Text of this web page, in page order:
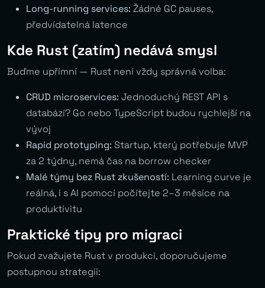
Long-running services: Žádné GC pauses,
předvídatelná latence
Kde Rust (zatím) nedává smysl
Buďme upřímní — Rust není vždy správná volba:
CRUD microservices: Jednoduchý REST API s
databází? Go nebo TypeScript budou rychlejší na
vývoj
Rapid prototyping: Startup, který potřebuje MVP
za 2 týdny, nemá čas na borrow checker
Malé týmy bez Rust zkušeností: Learning curve je
reálná, i s AI pomocí počítejte 2–3 měsíce na
produktivitu
Praktické tipy pro migraci
Pokud zvažujete Rust v produkci, doporučujeme
postupnou strategii: